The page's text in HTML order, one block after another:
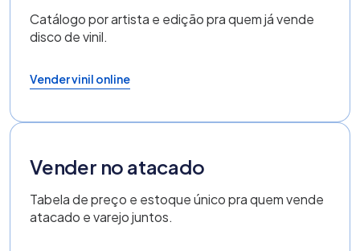
Catálogo por artista e edição pra quem já vende
disco de vinil.
Vender vinil online
Vender no atacado
Tabela de preço e estoque único pra quem vende
atacado e varejo juntos.